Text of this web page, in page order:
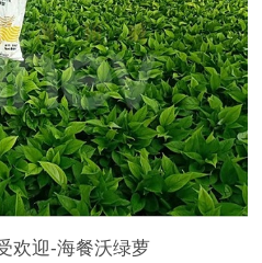
欢迎-海餐沃绿萝